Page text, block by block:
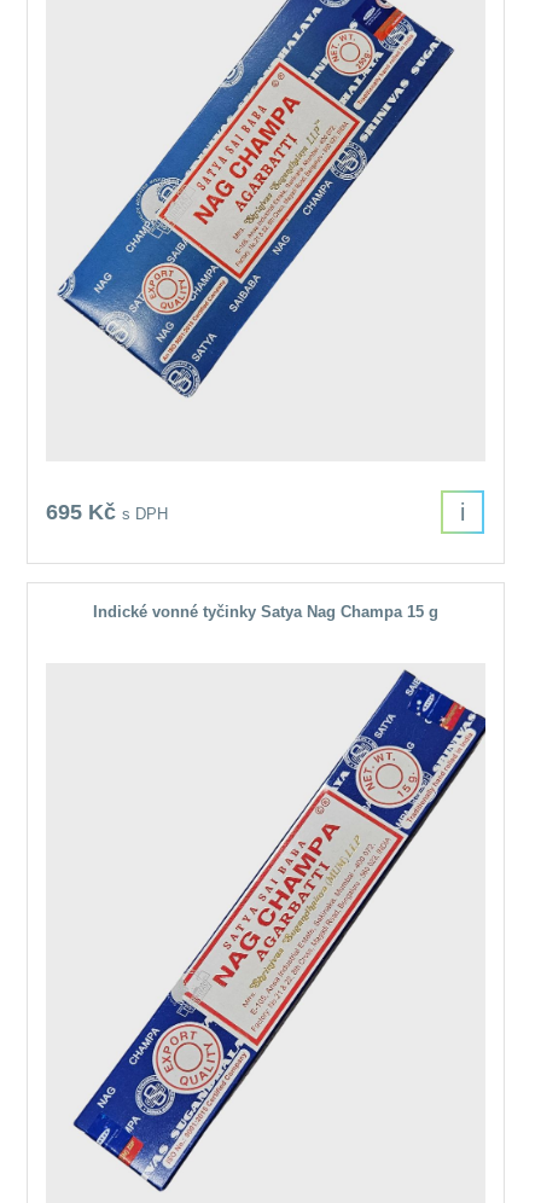
695 Kčs DPH i
Indické vonné tyčinky Satya Nag Champa 15 g